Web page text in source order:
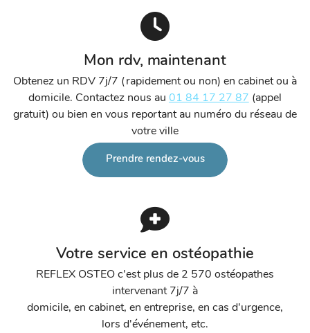
Mon rdv, maintenant
Obtenez un RDV 7j/7 (rapidement ou non) en cabinet ou à
domicile. Contactez nous au 01 84 17 27 87 (appel
gratuit) ou bien en vous reportant au numéro du réseau de
votre ville
Prendre rendez-vous
Votre service en ostéopathie
REFLEX OSTEO c'est plus de 2 570 ostéopathes
intervenant 7j/7 à
domicile, en cabinet, en entreprise, en cas d'urgence,
lors d'événement, etc.